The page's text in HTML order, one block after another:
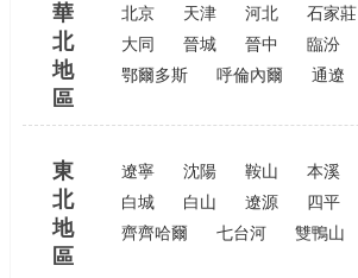
華
北
地
區
北京 天津 河北 石家莊
大同
晉城 晉中 臨汾
鄂爾多斯
呼倫內爾 通遼
東
北
地
區
遼寧 沈陽 鞍山 本溪
白城
白山 遼源 四平
齊齊哈爾
七台河 雙鴨山